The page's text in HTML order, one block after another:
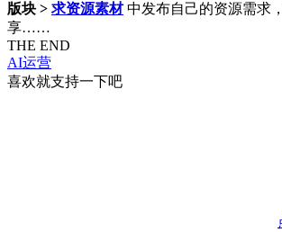
版块 > 求资源素材 中发布自己的资源需求
享……
THE END
AI运营
喜欢就支持一下吧